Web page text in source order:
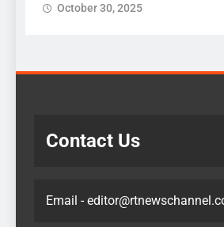
October 30, 2025
Contact Us
Email -